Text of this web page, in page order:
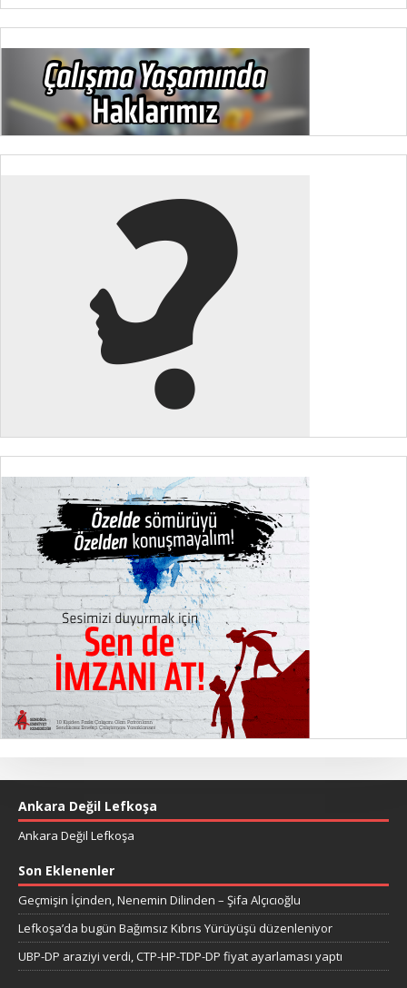
Ankara Değil Lefkoşa
Ankara Değil Lefkoşa
Son Eklenenler
Geçmişin İçinden, Nenemin Dilinden – Şifa Alçıcıoğlu
Lefkoşa’da bugün Bağımsız Kıbrıs Yürüyüşü düzenleniyor
UBP-DP araziyi verdi, CTP-HP-TDP-DP fiyat ayarlaması yaptı